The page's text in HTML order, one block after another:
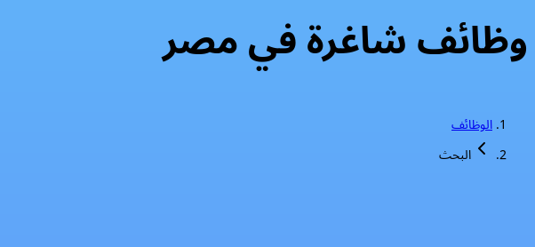
وظائف شاغرة في مصر
الوظائف
البحث